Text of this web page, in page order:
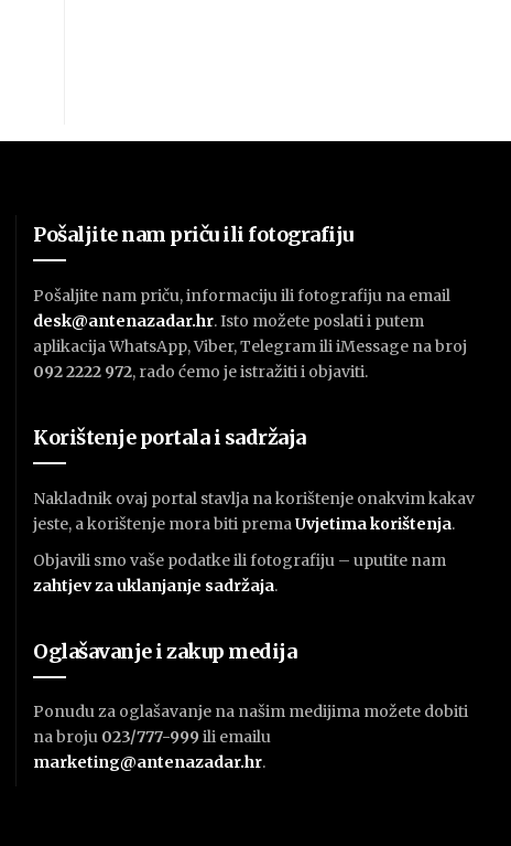
Pošaljite nam priču ili fotografiju
Pošaljite nam priču, informaciju ili fotografiju na email
desk@antenazadar.hr. Isto možete poslati i putem
aplikacija WhatsApp, Viber, Telegram ili iMessage na broj
092 2222 972, rado ćemo je istražiti i objaviti.
Korištenje portala i sadržaja
Nakladnik ovaj portal stavlja na korištenje onakvim kakav
jeste, a korištenje mora biti premaUvjetima korištenja.
Objavili smo vaše podatke ili fotografiju – uputite nam
zahtjev za uklanjanje sadržaja.
Oglašavanje i zakup medija
Ponudu za oglašavanje na našim medijima možete dobiti
na broju 023/777-999 ili emailu
marketing@antenazadar.hr.